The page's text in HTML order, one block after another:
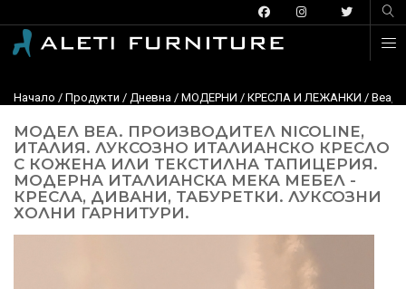
Начало / Продукти / Дневна / МОДЕРНИ / КРЕСЛА И ЛЕЖАНКИ / Bea,
МОДЕЛ BEA. ПРОИЗВОДИТЕЛ NICOLINE,
ИТАЛИЯ. ЛУКСОЗНО ИТАЛИАНСКО КРЕСЛО
С КОЖЕНА ИЛИ ТЕКСТИЛНА ТАПИЦЕРИЯ.
МОДЕРНА ИТАЛИАНСКА МЕКА МЕБЕЛ -
КРЕСЛА, ДИВАНИ, ТАБУРЕТКИ. ЛУКСОЗНИ
ХОЛНИ ГАРНИТУРИ.